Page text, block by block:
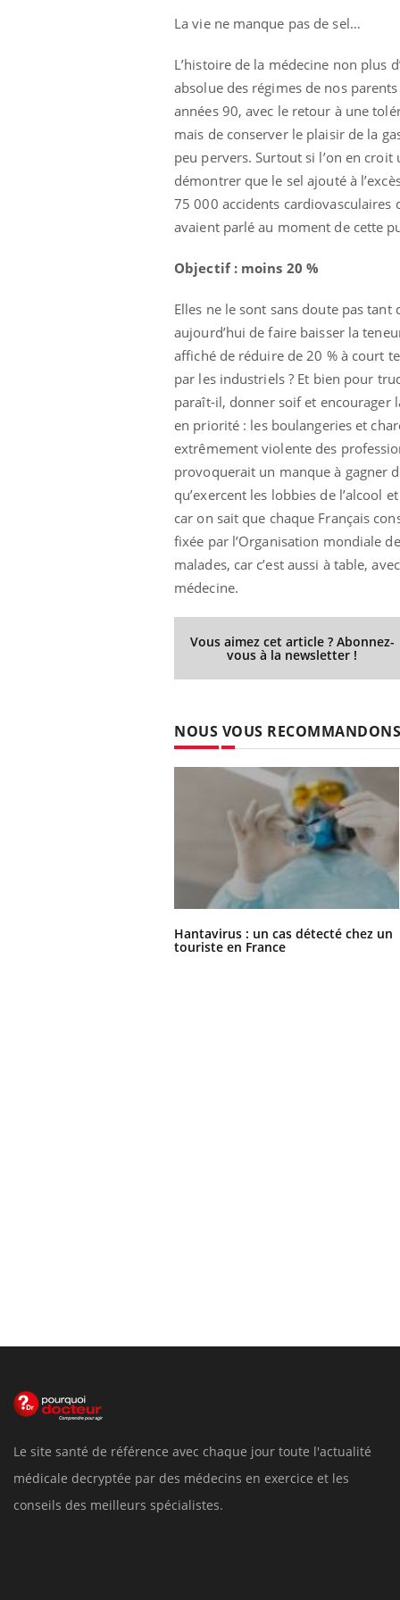
La vie ne manque pas de sel…
L’histoire de la médecine non plus
absolue des régimes de nos
années 90, avec le retour à une
mais de conserver le plaisir de la
peu pervers. Surtout si l’on en
démontrer que le sel ajouté à
75 000 accidents
avaient parlé au moment de cette
Objectif : moins 20 %
Elles ne le sont sans doute pas
aujourd’hui de faire baisser la
affiché de réduire de 20 % à court
par les industriels ? Et bien pour
paraît-il, donner soif et encourager
en priorité : les boulangeries et
extrêmement violente des
provoquerait un manque à gagner
qu’exercent les lobbies de l’alcool
car on sait que chaque Français
fixée par l’Organisation mondiale
malades, car c’est aussi à table,
médecine.
Vous aimez cet article ? Abonnez-
vous à la newsletter !
NOUS VOUS RECOMMANDONS
Hantavirus : un cas détecté chez un
touriste en France
Carence en fer : comprendre pour
Youtube
même alopécie… Les symptômes de la
Le site santé de référence avec chaque jour toute l'actualité
médicale decryptée par des médecins en exercice et les
conseils des meilleurs spécialistes.